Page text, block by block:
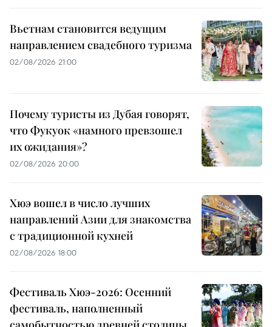
Вьетнам становится ведущим
направлением свадебного туризма
02/08/2026 21:00
Почему туристы из Дубая говорят,
что Фукуок «намного превзошел
их ожидания»?
02/08/2026 20:00
Хюэ вошел в число лучших
направлений Азии для знакомства
с традиционной кухней
02/08/2026 18:00
Фестиваль Хюэ-2026: Осенний
фестиваль, наполненный